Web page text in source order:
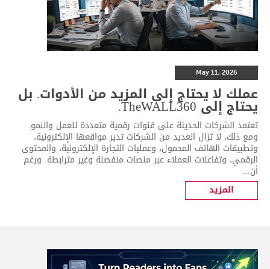
May 11, 2026
عملك لا يحتاج إلى المزيد من الأدوات. بل
يحتاج إلى TheWALL360.
تعتمد الشركات الحديثة على قنوات رقمية متعددة للعمل والنمو.
ومع ذلك، لا تزال العديد من الشركات تدير مواقعها الإلكترونية،
وتطبيقات الهاتف المحمول، وعمليات التجارة الإلكترونية، والمحتوى
الرقمي، وتفاعلات العملاء عبر منصات منفصلة وغير مترابطة. ورغم
أن...
المزيد